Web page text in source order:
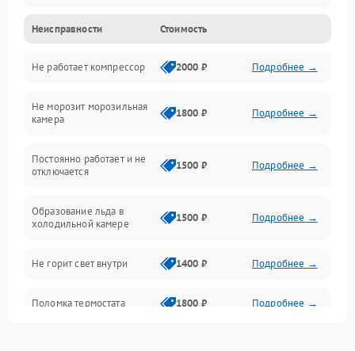
Механика
Электропитание
Дренаж
Неисправности Стоимость
Не работает компрессор 2000 ₽ Подробнее →
Не морозит морозильная
камера
1800 ₽ Подробнее →
Постоянно работает и не
отключается
1500 ₽ Подробнее →
Образование льда в
холодильной камере
1500 ₽ Подробнее →
Не горит свет внутри 1400 ₽ Подробнее →
Поломка термостата 1800 ₽ Подробнее →